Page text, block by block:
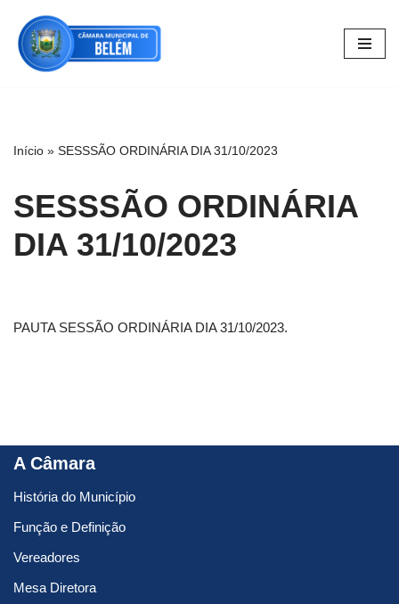
Pular
para
Início » SESSSÃO ORDINÁRIA DIA 31/10/2023
SESSSÃO ORDINÁRIA
DIA 31/10/2023
PAUTA SESSÃO ORDINÁRIA DIA 31/10/2023.
A Câmara
História do Município
Função e Definição
Vereadores
Mesa Diretora